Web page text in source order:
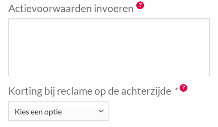
Actievoorwaarden invoeren
Korting bij reclame op de achterzijde *